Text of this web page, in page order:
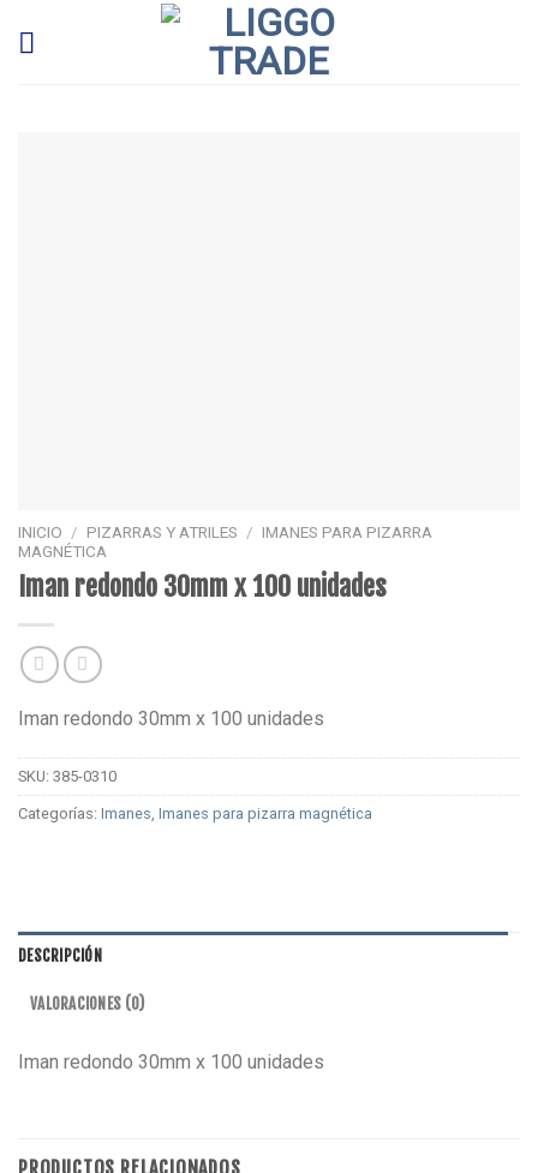
INICIO / PIZARRAS Y ATRILES / IMANES PARA PIZARRA
MAGNÉTICA
Iman redondo 30mm x 100 unidades
Iman redondo 30mm x 100 unidades
SKU: 385-0310
Categorías: Imanes, Imanes para pizarra magnética
DESCRIPCIÓN
VALORACIONES (0)
Iman redondo 30mm x 100 unidades